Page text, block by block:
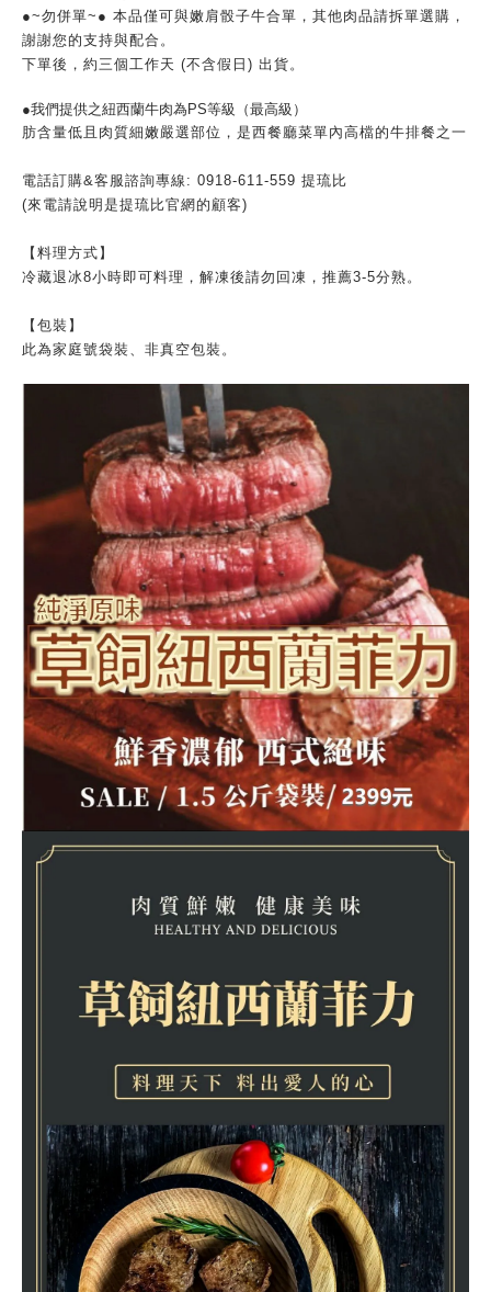
●~勿併單~● 本品僅可與嫩肩骰子牛合單，其他肉品請拆單選購，
謝謝您的支持與配合。
下單後，約三個工作天 (不含假日) 出貨。
●我們提供之紐西蘭牛肉為PS等級（最高級）
肪含量低且肉質細嫩嚴選部位，是西餐廳菜單內高檔的牛排餐之一
電話訂購&客服諮詢專線: 0918-611-559 提琉比
(來電請說明是提琉比官網的顧客)
【料理方式】
冷藏退冰8小時即可料理，解凍後請勿回凍，推薦3-5分熟。
【包裝】
此為家庭號袋裝、非真空包裝。